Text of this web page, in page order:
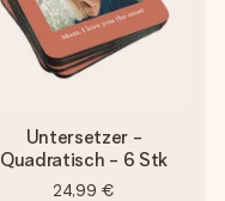
Untersetzer -
Quadratisch - 6 Stk
24,99 €